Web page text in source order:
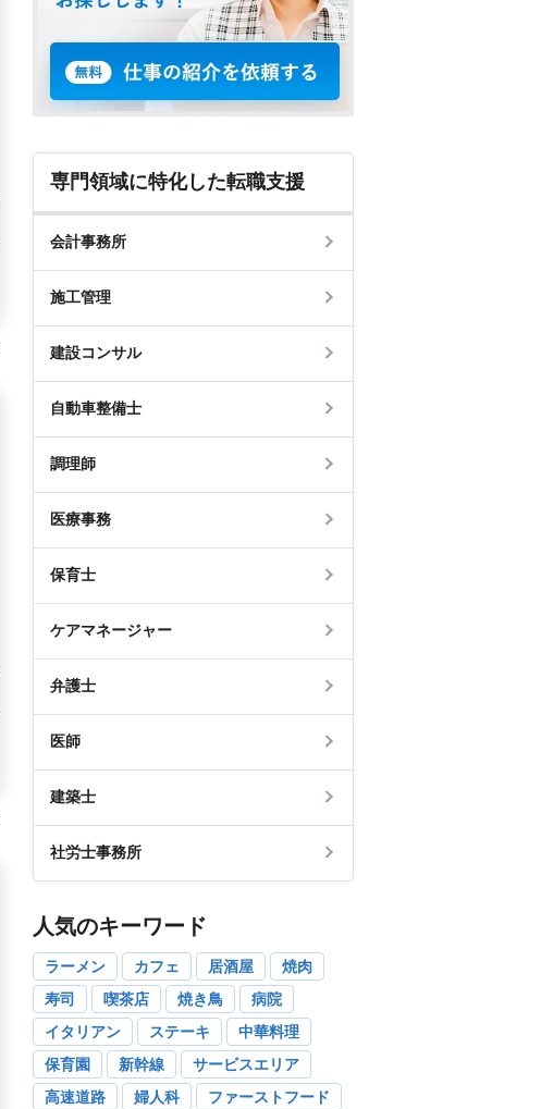
専門領域に特化した転職支援
会計事務所
施工管理
建設コンサル
自動車整備士
調理師
医療事務
保育士
ケアマネージャー
弁護士
医師
建築士
社労士事務所
人気のキーワード
ラーメン カフェ 居酒屋
焼肉
寿司
喫茶店 焼き鳥
病院
イタリアン
ステーキ
中華料理
保育園
新幹線
サービスエリア
高速道路
婦人科
ファーストフード